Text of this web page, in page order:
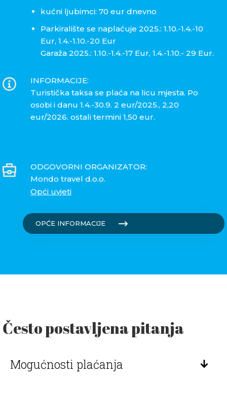
kućni ljubimci: 70 eur dnevno
Parkiralište se naplaćuje 2025.: 1.10.-1.4.-10
Eur, 1.4.-1.10.-20 Eur
Garaža 2025.: 1.10.-1.4.-17 Eur, 1.4.-1.10.- 29 Eur.
INFORMACIJE:
Turistička taksa se plaća na licu mjesta. Po
osobi i danu 1.4.-30.9. 2 eur/2025., 2,20
eur/2026. ostali termini 1,50 eur.
ODGOVORNI ORGANIZATOR:
Mondo travel d.o.o.
Opći uvjeti
OPĆE INFORMACIJE
Često postavljena pitanja
Mogućnosti plaćanja